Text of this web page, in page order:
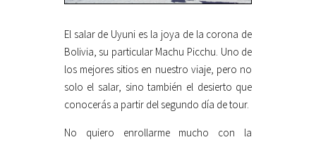
El salar de Uyuni es la joya de la corona de
Bolivia, su particular Machu Picchu. Uno de
los mejores sitios en nuestro viaje, pero no
solo el salar, sino también el desierto que
conocerás a partir del segundo día de tour.
No quiero enrollarme mucho con la